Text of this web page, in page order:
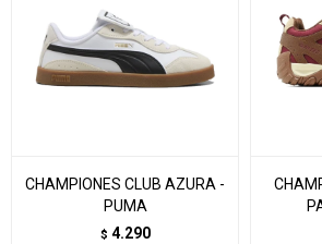
CHAMPIONES CLUB AZURA -
PUMA
$ 4.290